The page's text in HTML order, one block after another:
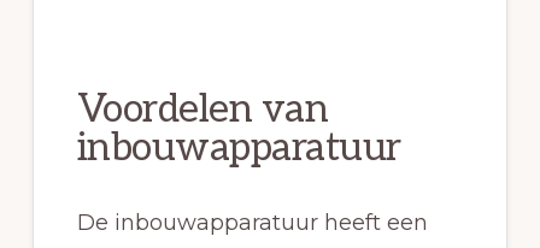
Voordelen van
inbouwapparatuur
De inbouwapparatuur heeft een